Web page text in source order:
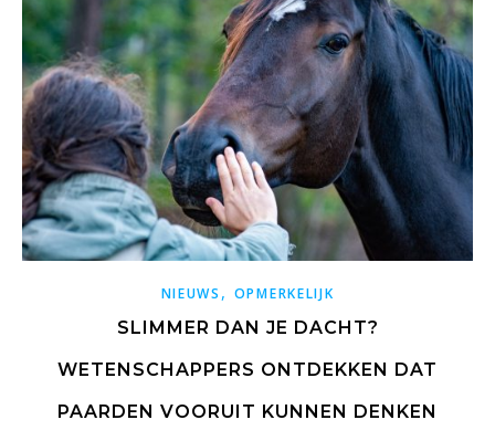
NIEUWS , OPMERKELIJK
SLIMMER DAN JE DACHT?
WETENSCHAPPERS ONTDEKKEN DAT
PAARDEN VOORUIT KUNNEN DENKEN